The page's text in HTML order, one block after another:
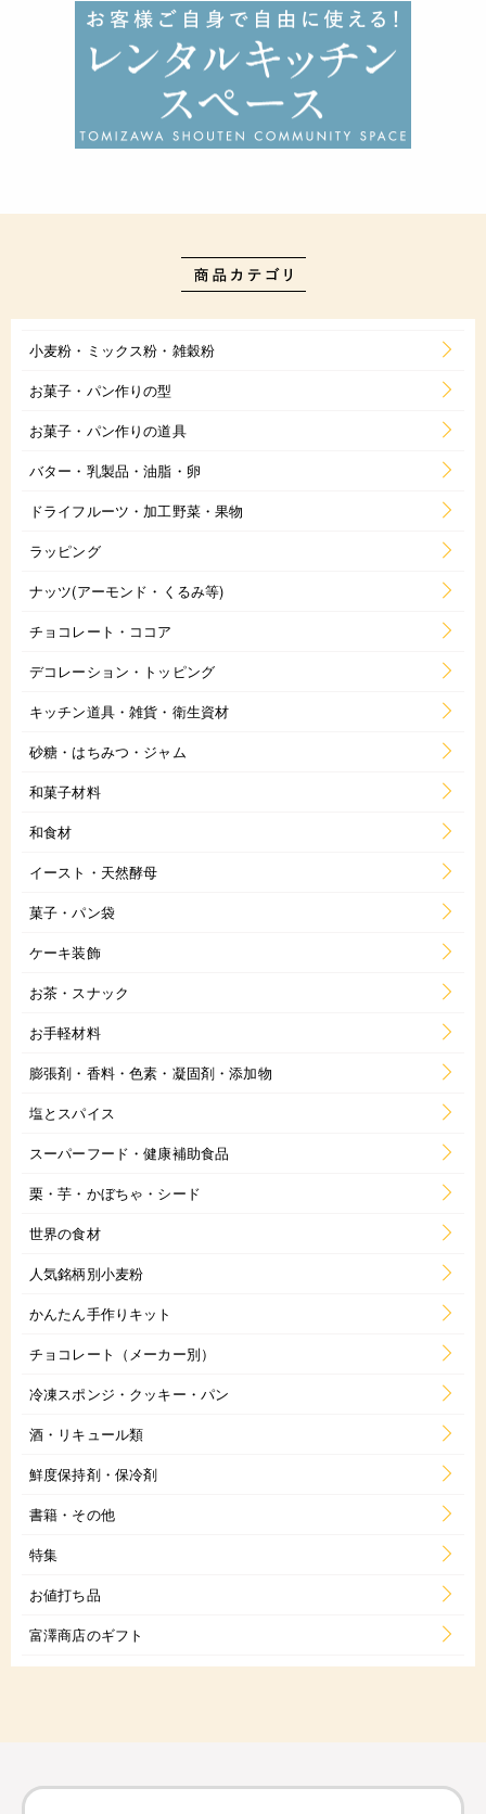
小麦粉・ミックス粉・雑穀粉
お菓子・パン作りの型
お菓子・パン作りの道具
バター・乳製品・油脂・卵
ドライフルーツ・加工野菜・果物
ラッピング
ナッツ(アーモンド・くるみ等)
チョコレート・ココア
デコレーション・トッピング
キッチン道具・雑貨・衛生資材
砂糖・はちみつ・ジャム
和菓子材料
和食材
イースト・天然酵母
菓子・パン袋
ケーキ装飾
お茶・スナック
お手軽材料
膨張剤・香料・色素・凝固剤・添加物
塩とスパイス
スーパーフード・健康補助食品
栗・芋・かぼちゃ・シード
世界の食材
人気銘柄別小麦粉
かんたん手作りキット
チョコレート（メーカー別）
冷凍スポンジ・クッキー・パン
酒・リキュール類
鮮度保持剤・保冷剤
書籍・その他
特集
お値打ち品
富澤商店のギフト